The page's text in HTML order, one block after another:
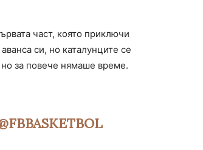
част, която приключи
си, но каталунците се
за повече нямаше време.